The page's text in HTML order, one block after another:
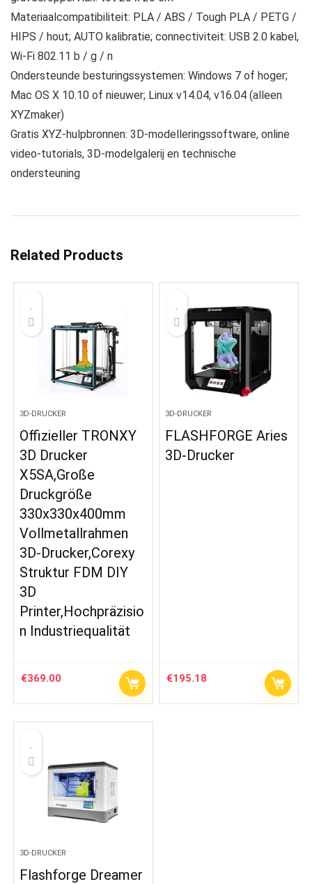
Materiaalcompatibiliteit: PLA / ABS / Tough PLA / PETG /
HIPS / hout; AUTO kalibratie; connectiviteit: USB 2.0 kabel,
Wi-Fi 802.11 b / g / n
Ondersteunde besturingssystemen: Windows 7 of hoger;
Mac OS X 10.10 of nieuwer; Linux v14.04, v16.04 (alleen
XYZmaker)
Gratis XYZ-hulpbronnen: 3D-modelleringssoftware, online
video-tutorials, 3D-modelgalerij en technische
ondersteuning
Related Products
3D-DRUCKER
Offizieller TRONXY
3D Drucker
X5SA,Große
Druckgröße
330x330x400mm
Vollmetallrahmen
3D-Drucker,Corexy
Struktur FDM DIY
3D
Printer,Hochpräzisio
n Industriequalität
€369.00
3D-DRUCKER
FLASHFORGE Aries
3D-Drucker
€195.18
3D-DRUCKER
Flashforge Dreamer